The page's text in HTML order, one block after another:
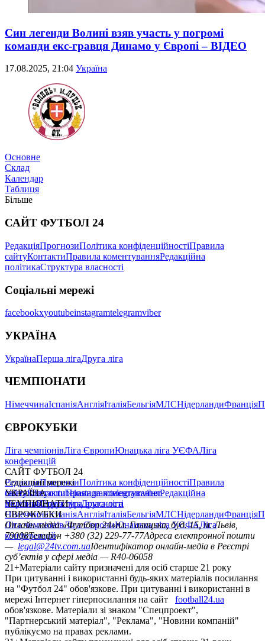
Син легенди Волині взяв участь у погромі
команди екс-гравця Динамо у Європі – ВІДЕО
17.08.2025, 21:04 Україна
Трансфери
Новини
Основне
Склад
Календар
Таблиця
Більше
САЙТ ФУТБОЛ 24
РедакціяПрогнозиПолітика конфіденційностіПравила
сайтуКонтактиПравила коментуванняРедакційна
політикаСтруктура власності
Соціальні мережі
facebookxyoutubeinstagramtelegramviber
УКРАЇНА
УкраїнаПерша лігаДруга ліга
ЧЕМПІОНАТИ
НімеччинаІспаніяАнгліяІталіяБельгіяМЛСНідерландиФранція
ЄВРОКУБКИ
Ліга чемпіонівЛіга ЄвропиЮнацька ліга УЄФАЛіга
конференцій
САЙТ ФУТБОЛ 24
РедакціяПрогнозиПолітика конфіденційностіПравила
сайтуКонтактиПравила коментуванняРедакційна
політикаСтруктура власності
Соціальні мережі
facebookxyoutubeinstagramtelegramviber
УКРАЇНА
УкраїнаПерша лігаДруга ліга
ЧЕМПІОНАТИ
НімеччинаІспаніяАнгліяІталіяБельгіяМЛСНідерландиФранція
ЄВРОКУБКИ
Ліга чемпіонівЛіга ЄвропиЮнацька ліга УЄФАЛіга
конференцій
Онлайн-медіа «Футбол 24»пл. Галицька, буд. 15, м. Львів,
79008Телефон +380 (32) 229-77-77Адреса електронної пошти
— legal@24tv.com.uaІдентифікатор онлайн-медіа в Реєстрі
суб’єктів у сфері медіа — R40-06058
21+Матеріали сайту призначені для осіб старше 21 року
При цитуванні і використанні будь-яких матеріалів посилання
на "Футбол 24" обов'язкове. При цитуванні і використанні в
мережі Інтернет гіперпосилання на сайт
football24.ua
обов'язкове. Матеріали зі знаком "Спецпроект",
"Партнерський матеріал", "Реклама", "Новини компаній"
публікуємо на правах реклами.